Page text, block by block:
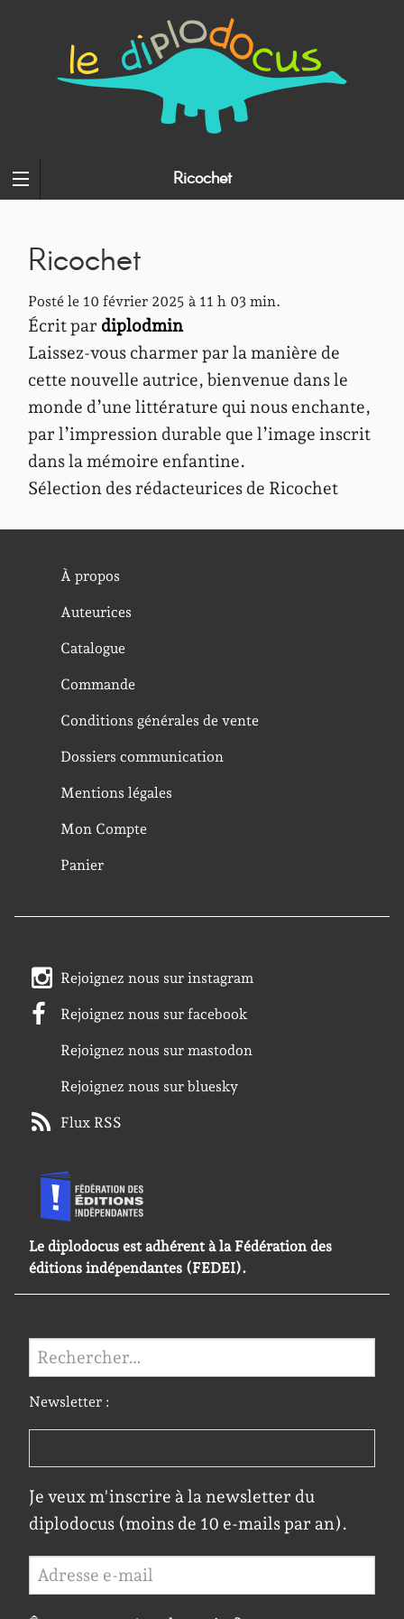
Ricochet
Ricochet
Posté le 10 février 2025 à 11 h 03 min.
Écrit par diplodmin
Laissez-vous charmer par la manière de
cette nouvelle autrice, bienvenue dans le
monde d’une littérature qui nous enchante,
par l’impression durable que l’image inscrit
dans la mémoire enfantine.
Sélection des rédacteurices de Ricochet
À propos
Auteurices
Catalogue
Commande
Conditions générales de vente
Dossiers communication
Mentions légales
Mon Compte
Panier
Rejoignez nous sur instagram
Rejoignez nous sur facebook
Rejoignez nous sur mastodon
Rejoignez nous sur bluesky
Flux RSS
Le diplodocus est adhérent à la Fédération des
éditions indépendantes (FEDEI).
Rechercher :
Newsletter :
Je veux m'inscrire à la newsletter du
diplodocus (moins de 10 e-mails par an).